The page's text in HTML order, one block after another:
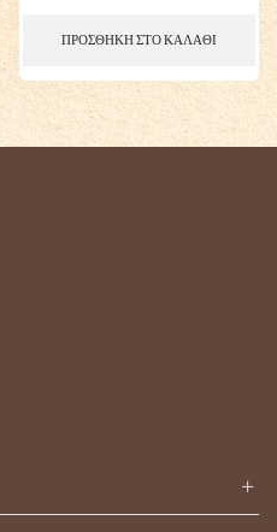
ΠΡΟΣΘΗΚΗ ΣΤΟ ΚΑΛΑΘΙ